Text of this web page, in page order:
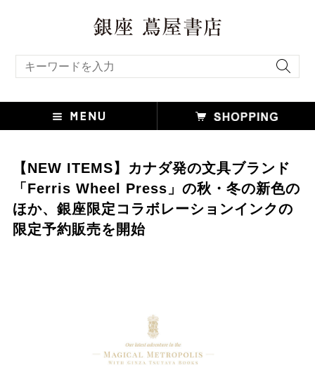
【NEW ITEMS】カナダ発の⽂具ブランド
「Ferris Wheel Press」の秋・冬の新⾊の
ほか、銀座限定コラボレーションインクの
限定予約販売を開始